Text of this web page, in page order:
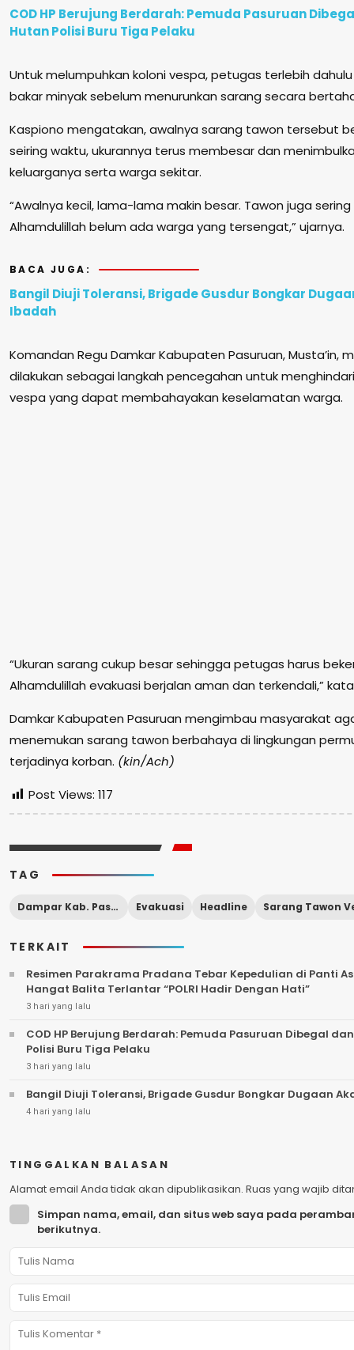
COD HP Berujung Berdarah: Pemuda Pasuruan
Hutan Polisi Buru Tiga Pelaku
Untuk melumpuhkan koloni vespa, petugas terlebih
bakar minyak sebelum menurunkan sarang secara
Kaspiono mengatakan, awalnya sarang tawon tersebut
seiring waktu, ukurannya terus membesar dan
keluarganya serta warga sekitar.
“Awalnya kecil, lama-lama makin besar. Tawon juga
Alhamdulillah belum ada warga yang tersengat,” ujarnya.
BACA JUGA:
Bangil Diuji Toleransi, Brigade Gusdur Bongkar
Ibadah
Komandan Regu Damkar Kabupaten Pasuruan, Musta’in,
dilakukan sebagai langkah pencegahan untuk
vespa yang dapat membahayakan keselamatan warga.
“Ukuran sarang cukup besar sehingga petugas harus
Alhamdulillah evakuasi berjalan aman dan terkendali,” kata
Damkar Kabupaten Pasuruan mengimbau masyarakat
menemukan sarang tawon berbahaya di lingkungan
terjadinya korban. (kin/Ach)
Post Views: 117
TAG
Dampar Kab. Pasuruan Evakuasi Headline
TERKAIT
Resimen Parakrama Pradana Tebar Kepedulian di Panti
Hangat Balita Terlantar “POLRI Hadir Dengan Hati”
3 hari yang lalu
COD HP Berujung Berdarah: Pemuda Pasuruan Dibegal
Polisi Buru Tiga Pelaku
3 hari yang lalu
Bangil Diuji Toleransi, Brigade Gusdur Bongkar Dugaan
4 hari yang lalu
TINGGALKAN BALASAN
Alamat email Anda tidak akan dipublikasikan. Ruas yang wajib
Simpan nama, email, dan situs web saya pada
berikutnya.